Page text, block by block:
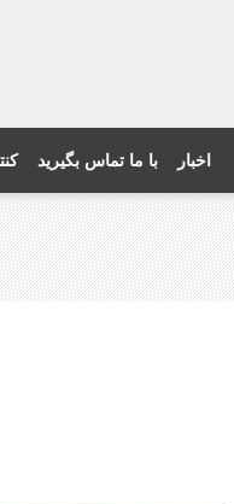
با ما تماس بگیرید اخبار